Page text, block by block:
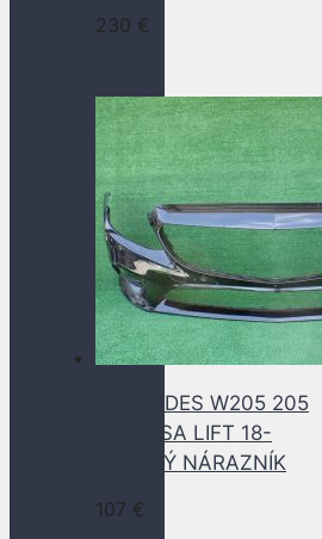
230 €
MERCEDES W205 205
C-KLASA LIFT 18-
PREDNÝ NÁRAZNÍK
107 €